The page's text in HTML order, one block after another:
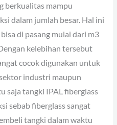
berkualitas mampu
dalam jumlah besar. Hal ini
di pasang mulai dari m3
kelebihan tersebut
cocok digunakan untuk
industri maupun
saja tangki IPAL fiberglass
sebab fiberglass sangat
tangki dalam waktu